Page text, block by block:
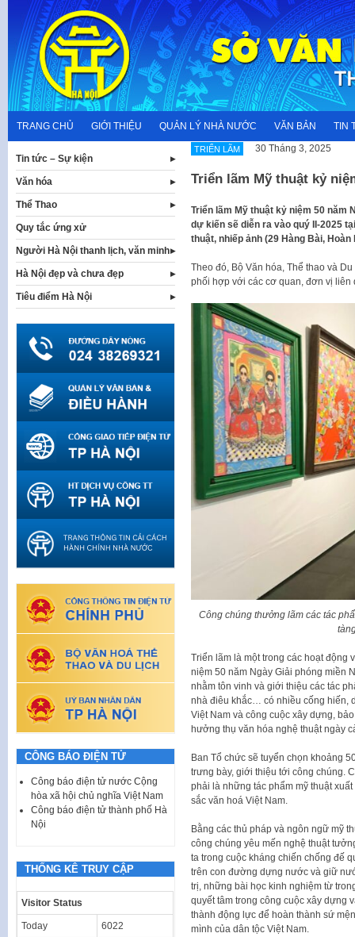
content
TRANG CHỦ GIỚI THIỆU QUẢN LÝ NHÀ NƯỚC VĂN BẢN TIN
TRIỂN LÃM 30 Tháng 3, 2025
Triển lãm Mỹ thuật kỷ
Triển lãm Mỹ thuật kỷ niệm 50 năm
dự kiến sẽ diễn ra vào quý II-2025
thuật, nhiếp ảnh (29 Hàng Bài, Hoàn
Theo đó, Bộ Văn hóa, Thể thao và
phối hợp với các cơ quan, đơn vị liên
Công chúng thưởng lãm các tác
Triển lãm là một trong các hoạt động
niệm 50 năm Ngày Giải phóng miền
nhằm tôn vinh và giới thiệu các tác
nhà điêu khắc… có nhiều cống hiến,
Việt Nam và công cuộc xây dựng,
hưởng thụ văn hóa nghệ thuật ngày
Ban Tổ chức sẽ tuyển chọn khoảng
trưng bày, giới thiệu tới công chúng.
phải là những tác phẩm mỹ thuật
sắc văn hoá Việt Nam.
Bằng các thủ pháp và ngôn ngữ mỹ
công chúng yêu mến nghệ thuật
ta trong cuộc kháng chiến chống đế
trên con đường dựng nước và giữ
trị, những bài học kinh nghiệm từ
quyết tâm trong công cuộc xây dựng
thành động lực để hoàn thành sứ
mình của dân tộc Việt Nam.
Tin tức – Sự kiện
Văn hóa
Thể Thao
Quy tắc ứng xử
Người Hà Nội thanh lịch, văn minh
Hà Nội đẹp và chưa đẹp
Tiêu điểm Hà Nội
CÔNG BÁO ĐIỆN TỬ
Công báo điện tử nước Cộng
hòa xã hội chủ nghĩa Việt Nam
Công báo điện tử thành phố Hà
Nội
THỐNG KÊ TRUY CẬP
Visitor Status
Today 6022